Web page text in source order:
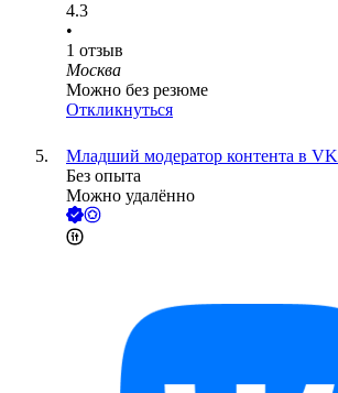
4.3
•
1 отзыв
Москва
Можно без резюме
Откликнуться
Младший модератор контента в VK
Без опыта
Можно удалённо